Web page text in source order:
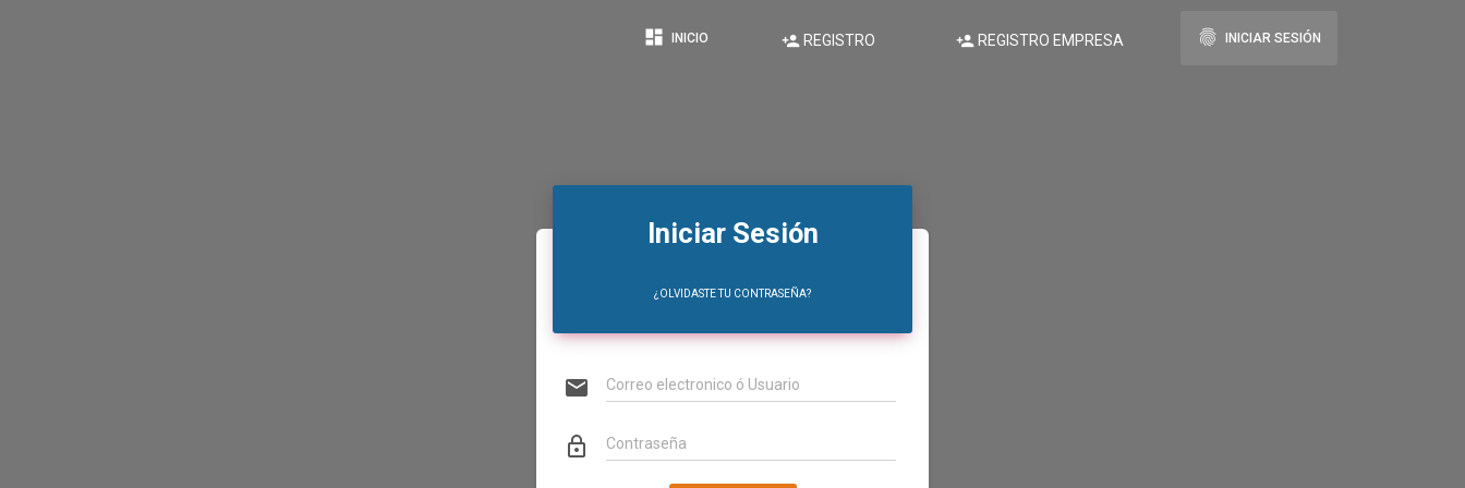
dashboard INICIO person_add REGISTRO person_add REGISTRO EMPRESA fingerprint INICIAR SESIÓN
Iniciar Sesión
¿OLVIDASTE TU CONTRASEÑA?
email Correo electronico ó Usuario
lock_outline Contraseña